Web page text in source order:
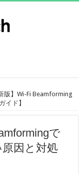
版】Wi-Fi Beamforming
イド】
で
因と対処